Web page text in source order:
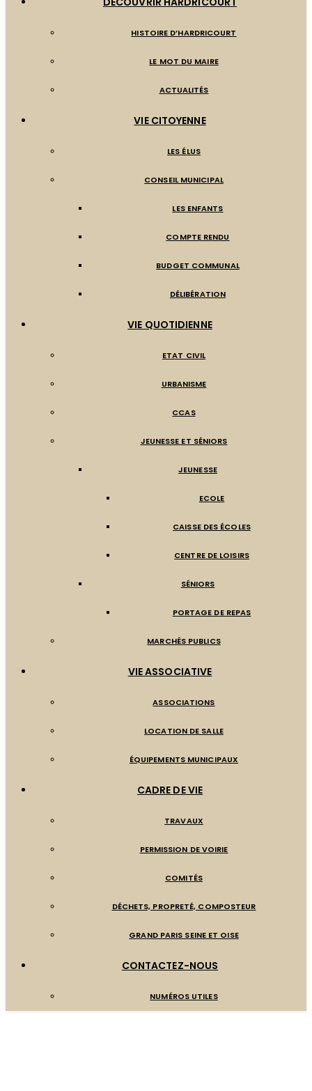
HISTOIRE D’HARDRICOURT
LE MOT DU MAIRE
ACTUALITÉS
VIE CITOYENNE
LES ÉLUS
CONSEIL MUNICIPAL
LES ENFANTS
COMPTE RENDU
BUDGET COMMUNAL
DÉLIBÉRATION
VIE QUOTIDIENNE
ETAT CIVIL
URBANISME
CCAS
JEUNESSE ET SÉNIORS
JEUNESSE
ECOLE
CAISSE DES ÉCOLES
CENTRE DE LOISIRS
SÉNIORS
PORTAGE DE REPAS
MARCHÉS PUBLICS
VIE ASSOCIATIVE
ASSOCIATIONS
LOCATION DE SALLE
ÉQUIPEMENTS MUNICIPAUX
CADRE DE VIE
TRAVAUX
PERMISSION DE VOIRIE
COMITÉS
DÉCHETS, PROPRETÉ, COMPOSTEUR
GRAND PARIS SEINE ET OISE
CONTACTEZ-NOUS
NUMÉROS UTILES